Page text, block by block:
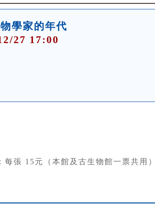
學家的年代
27 17:00
每張 15元（本館及古生物館一票共用